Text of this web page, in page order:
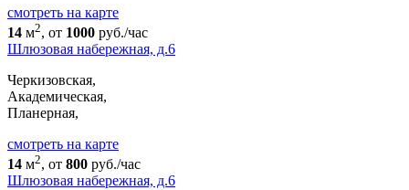
cмотреть на карте
14 м2, от 1000 руб./час
Шлюзовая набережная, д.6
Черкизовская,
Академическая,
Планерная,
cмотреть на карте
14 м2, от 800 руб./час
Шлюзовая набережная, д.6